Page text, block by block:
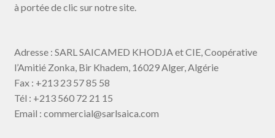
à portée de clic sur notre site.
Adresse : SARL SAICAMED KHODJA et CIE, Coopérative
l’Amitié Zonka, Bir Khadem, 16029 Alger,Algérie
Fax : +213 23 57 85 58
Tél : +213 560 72 21 15
Email : commercial@sarlsaica.com